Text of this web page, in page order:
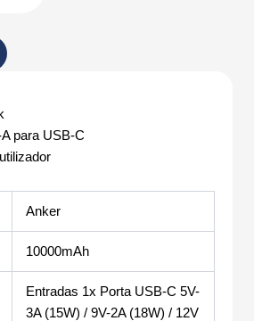
para USB-C
Anker
10000mAh
Entradas 1x Porta USB-C 5V-
3A (15W) / 9V-2A (18W) / 12V